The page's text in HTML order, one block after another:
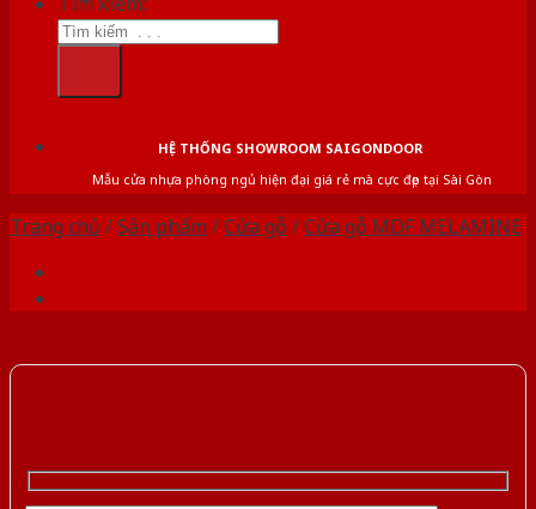
HỆ THỐNG SHOWROOM SAIGONDOOR
Mẫu cửa nhựa phòng ngủ hiện đại giá rẻ mà cực đẹp tại Sài Gòn
Trang chủ /Sản phẩm /Cửa gỗ /Cửa gỗ MDF MELAMINE